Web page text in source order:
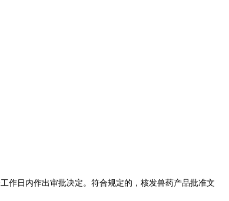
日内作出审批决定。符合规定的，核发兽药产品批准文